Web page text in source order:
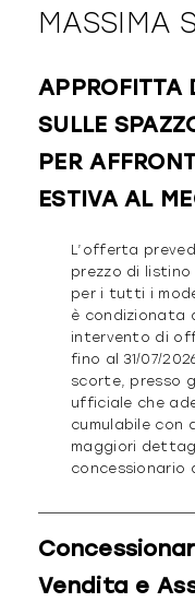
MASSIMA
SULLE
PER
ESTIVA AL
L’offerta
prezzo di
per i tutti i
è condizionata
intervento di
fino al 31/07/
scorte, presso
ufficiale che
cumulabile con
maggiori
concessionario
Vendita e